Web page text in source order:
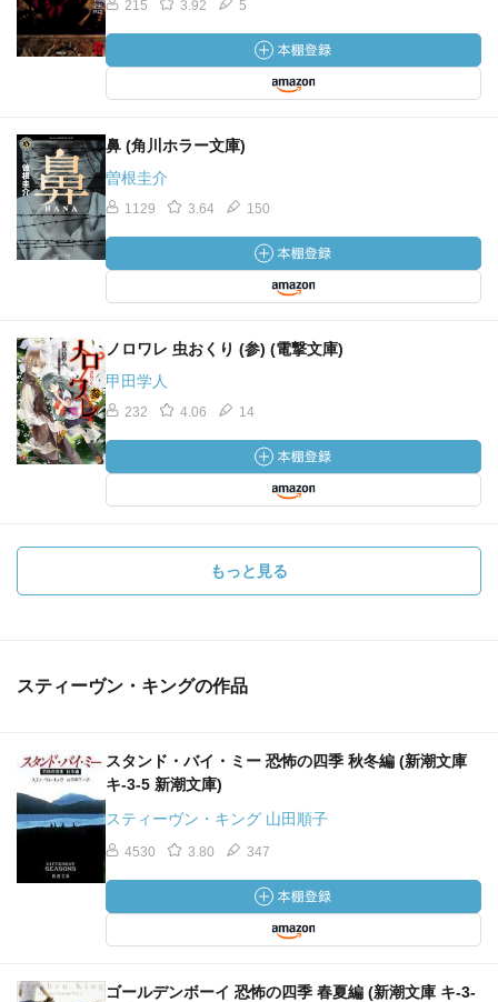
215 3.92 5
鼻 (角川ホラー文庫)
曽根圭介
1129 3.64 150
ノロワレ 虫おくり (参) (電撃文庫)
甲田学人
232 4.06 14
もっと見る
スティーヴン・キングの作品
スタンド・バイ・ミー 恐怖の四季 秋冬編 (新潮文庫
キ-3-5 新潮文庫)
スティーヴン・キング 山田順子
4530 3.80 347
ゴールデンボーイ 恐怖の四季 春夏編 (新潮文庫 キ-3-